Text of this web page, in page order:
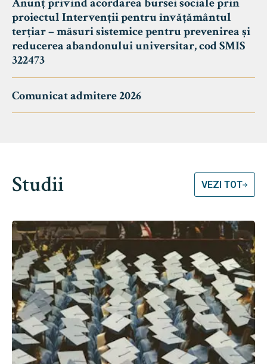
proiectul Intervenții pentru învățământul
terțiar – măsuri sistemice pentru prevenirea și
reducerea abandonului universitar, cod SMIS
322473
Comunicat admitere 2026
Studii VEZI TOT